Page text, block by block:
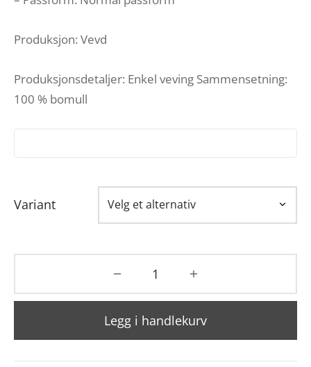
Produksjon: Vevd
Produksjonsdetaljer: Enkel veving Sammensetning:
100 % bomull
Variant
Legg i handlekurv